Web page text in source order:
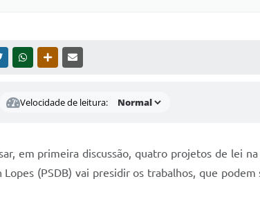
TWITTERWHATSAPPOUTRAS MÍDIAS
Velocidade de leitura:
em primeira discussão, quatro projetos de lei
Lopes (PSDB) vai presidir os trabalhos, que